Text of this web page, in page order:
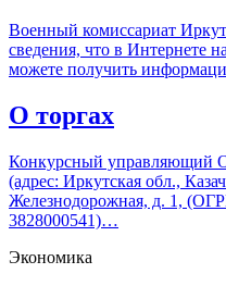
Военный комиссариат
сведения, что в Интернете
можете получить
О торгах
Конкурсный управляющий
(адрес: Иркутская обл.,
Железнодорожная, д. 1,
3828000541)…
Экономика